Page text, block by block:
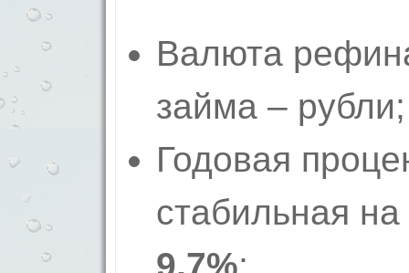
Валюта
займа – рубли;
Годовая
стабильная